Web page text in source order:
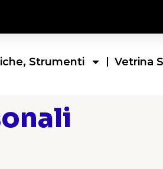
Strumenti Vetrina